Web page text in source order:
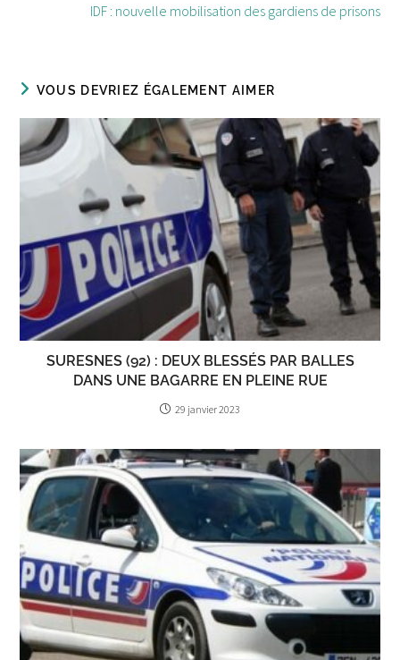
IDF : nouvelle mobilisation des gardiens de prisons
VOUS DEVRIEZ ÉGALEMENT AIMER
SURESNES (92) : DEUX BLESSÉS PAR BALLES
DANS UNE BAGARRE EN PLEINE RUE
29 janvier 2023